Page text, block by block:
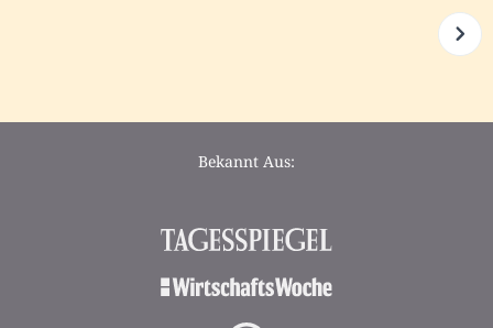
Bekannt Aus: